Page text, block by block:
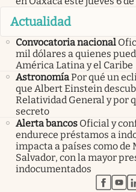
Actualidad
Convocatoria nacional
mil dólares a quienes
América Latina y el Caribe
AstronomíaPor qué un
que Albert Einstein
Relatividad General y por
secreto
Alerta bancos Oficial y
endurece préstamos a
impacta a países como de
Salvador, con la mayor
indocumentados
abre